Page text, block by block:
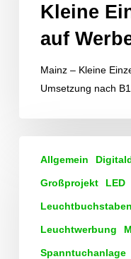
Kleine
auf
Mainz – Kleine
Umsetzung nach B1
Portalanlage
Allgemein
Großprojekt LED
Leuchtbuchstaben
Leuchtwerbung
Spanntuchanlage